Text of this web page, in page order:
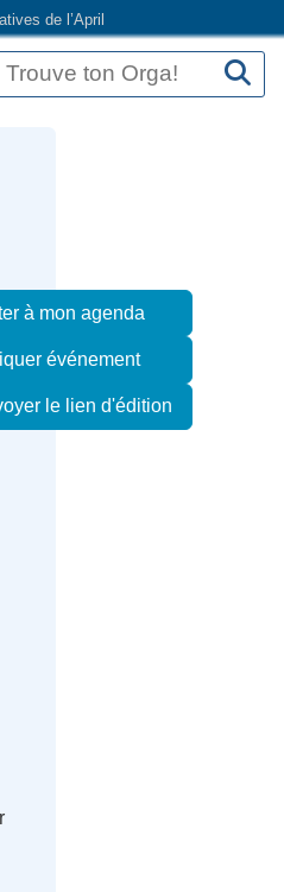
de l’April
à mon agenda
événement
le lien d'édition